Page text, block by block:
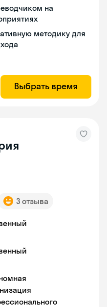
на
методику для
Выбрать время
3 отзыва